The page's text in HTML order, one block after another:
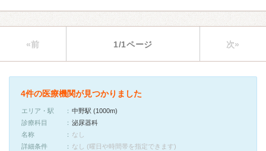
«前 1/1ページ 次»
4件の医療機関が見つかりました
エリア・駅
中野駅 (1000m)
診療科目
泌尿器科
名称
なし
詳細条件
なし (曜日や時間帯を指定できます)